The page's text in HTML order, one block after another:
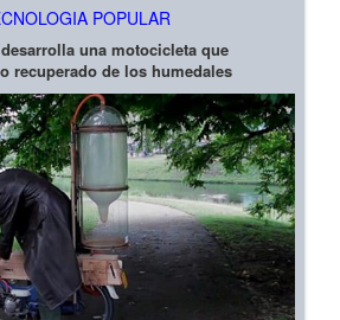
POPULAR
una motocicleta que
recuperado de los humedales